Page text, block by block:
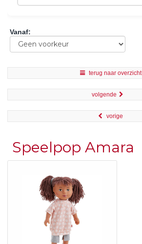
Vanaf:
terug naar overzicht
volgende
vorige
Speelpop Amara